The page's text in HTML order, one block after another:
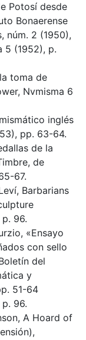
Potosí desde
Bonaerense
núm. 2 (1950),
5 (1952), p.
toma de
Nvmisma 6
inglés
pp. 63-64.
de la
de
67.
Barbarians
96.
«Ensayo
con sello
del
y
51-64
96.
A Hoard of